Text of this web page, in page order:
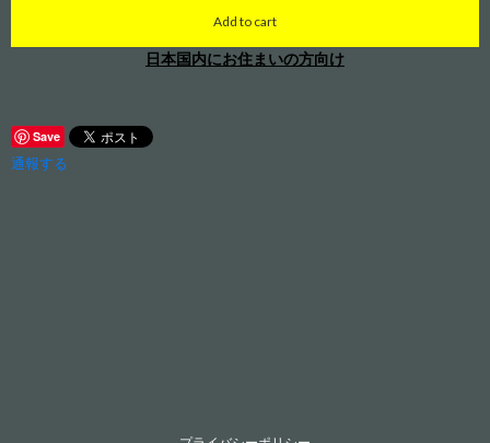
Add to cart
日本国内にお住まいの方向け
Save
通報する